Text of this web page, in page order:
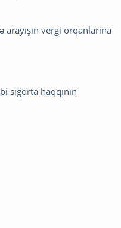
vergi orqanlarına
sığorta haqqının